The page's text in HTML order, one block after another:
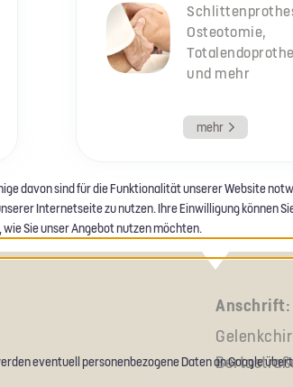
Osteotomie,
und mehr
mehr
Anschrift:
davon sind für die Funktionalität unserer Website
Internetseite zu nutzen. Ihre Einwilligung können
Sie unser Angebot nutzen möchten.
eventuell personenbezogene Daten an Google